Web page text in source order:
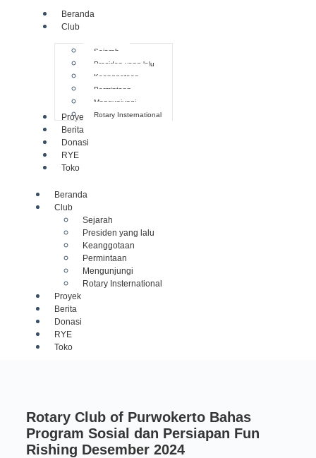
Beranda
Club
Sejarah
Presiden yang lalu
Keanggotaan
Permintaan
Mengunjungi
Rotary Insternational
Proyek
Berita
Donasi
RYE
Toko
Beranda
Club
Sejarah
Presiden yang lalu
Keanggotaan
Permintaan
Mengunjungi
Rotary Insternational
Proyek
Berita
Donasi
RYE
Toko
Rotary Club of Purwokerto Bahas
Program Sosial dan Persiapan Fun
Rishing Desember 2024